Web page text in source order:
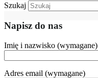
Szukaj
Napisz do nas
Imię i nazwisko (wymagane)
Adres email (wymagane)